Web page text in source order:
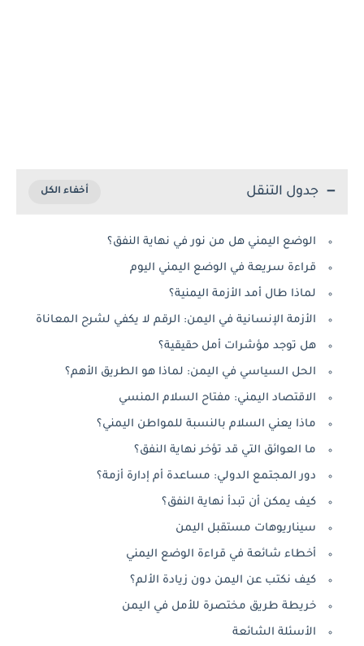
جدول التنقل
الوضع اليمني هل من نور في نهاية النفق؟
قراءة سريعة في الوضع اليمني اليوم
لماذا طال أمد الأزمة اليمنية؟
الأزمة الإنسانية في اليمن: الرقم لا يكفي لشرح المعاناة
هل توجد مؤشرات أمل حقيقية؟
الحل السياسي في اليمن: لماذا هو الطريق الأهم؟
الاقتصاد اليمني: مفتاح السلام المنسي
ماذا يعني السلام بالنسبة للمواطن اليمني؟
ما العوائق التي قد تؤخر نهاية النفق؟
دور المجتمع الدولي: مساعدة أم إدارة أزمة؟
كيف يمكن أن تبدأ نهاية النفق؟
سيناريوهات مستقبل اليمن
أخطاء شائعة في قراءة الوضع اليمني
كيف نكتب عن اليمن دون زيادة الألم؟
خريطة طريق مختصرة للأمل في اليمن
الأسئلة الشائعة